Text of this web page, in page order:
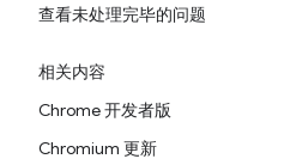
查看未处理完毕的问题
相关内容
Chrome 开发者版
Chromium 更新